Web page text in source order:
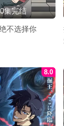
集完结
不选择你
8.0